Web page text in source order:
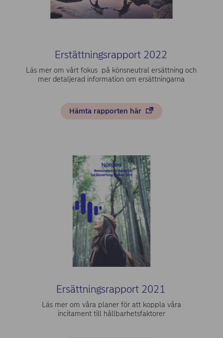
Erstättningsrapport 2022
Läs mer om vårt fokus på könsneutral ersättning och
mer detaljerad information om ersättningarna
Hämta rapporten här
Ersättningsrapport 2021
Läs mer om våra planer för att koppla våra
incitament till hållbarhetsfaktorer